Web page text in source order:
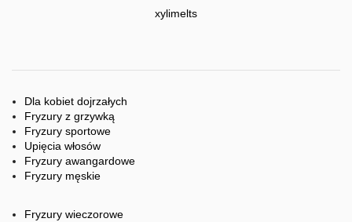
xylimelts
Dla kobiet dojrzałych
Fryzury z grzywką
Fryzury sportowe
Upięcia włosów
Fryzury awangardowe
Fryzury męskie
Fryzury wieczorowe